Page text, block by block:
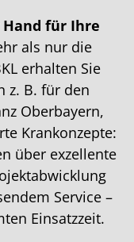
für Ihre
als nur die
erhalten Sie
z. B. für den
Oberbayern,
Krankonzepte:
über exzellente
Service –
Einsatzzeit.